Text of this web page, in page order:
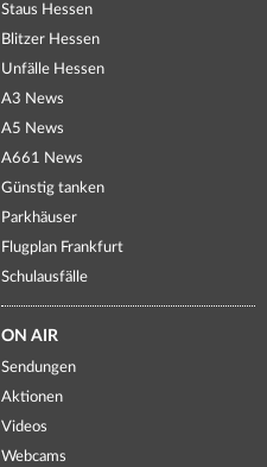
Staus Hessen
Blitzer Hessen
Unfälle Hessen
A3 News
A5 News
A661 News
Günstig tanken
Parkhäuser
Flugplan Frankfurt
Schulausfälle
ON AIR
Sendungen
Aktionen
Videos
Webcams